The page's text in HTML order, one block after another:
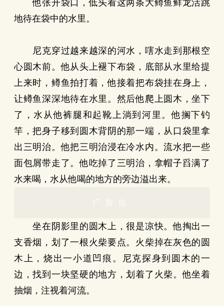
他张开袋口，低头看这两条大鳟鱼鲜龙活跳
地待在袋中的水里。
尼克穿过越来越深的河水，嗐水走到那根空
心圆木前。他从头上褪下布袋，底部从水里给提
上来时，鳟鱼拍打着，他接着把布袋挂在身上，
让鳟鱼深深地待在水里。然后他爬上圆木，坐下
了，水从他裤腿和起靴上淌到河里。他搁下钓
竿，把身子移到圆木背阴的那一端，从口袋里拿
出三明治。他把三明治浸在冷水内。流水把一些
面包屑带走了。他吃掉了三明治，拿帽子舀满了
水来喝，水从他喝的地方的旁边溢出来。
广告位
坐在阴影里的圆木上，很是凉快。他掏出一
支香烟，划了一根火柴要点。火柴掉在灰色的圆
木上，烧出一小道凹痕。尼克探身到圆木的一
边，找到一块坚硬的地方，划着了火柴。他坐着
抽烟，注视着河流。